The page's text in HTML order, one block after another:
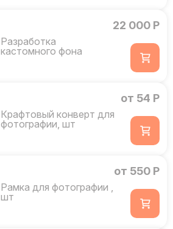
Разработка
кастомного фона
22 000 Р
Крафтовый конверт для
фотографии, шт
от 54 Р
Рамка для фотографии ,
шт
от 550 Р